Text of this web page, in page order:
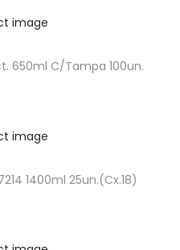
650ml C/Tampa 100un.
1400ml 25un.(Cx.18)